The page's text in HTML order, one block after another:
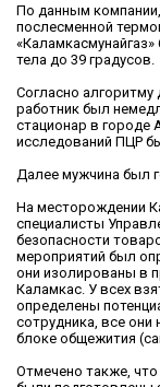
По данным
послесменной
тела до 39 градусов.
Согласно алгоритму
работник был
стационар в городе
исследований ПЦР
Далее мужчина был
На месторождении
специалисты
безопасности
мероприятий был
они изолированы в
Каламкас. У всех
определены
сотрудника, все
блоке общежития
Отмечено также,